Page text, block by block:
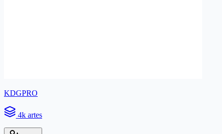
KDGPRO
4k artes